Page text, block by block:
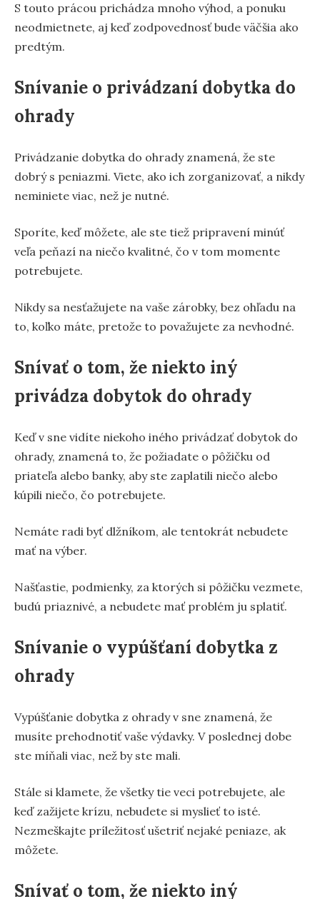
S touto prácou prichádza mnoho výhod, a ponuku
neodmietnete, aj keď zodpovednosť bude väčšia ako
predtým.
Snívanie o privádzaní dobytka do
ohrady
Privádzanie dobytka do ohrady znamená, že ste
dobrý s peniazmi. Viete, ako ich zorganizovať, a nikdy
neminiete viac, než je nutné.
Sporíte, keď môžete, ale ste tiež pripravení minúť
veľa peňazí na niečo kvalitné, čo v tom momente
potrebujete.
Nikdy sa nesťažujete na vaše zárobky, bez ohľadu na
to, koľko máte, pretože to považujete za nevhodné.
Snívať o tom, že niekto iný
privádza dobytok do ohrady
Keď v sne vidíte niekoho iného privádzať dobytok do
ohrady, znamená to, že požiadate o pôžičku od
priateľa alebo banky, aby ste zaplatili niečo alebo
kúpili niečo, čo potrebujete.
Nemáte radi byť dlžníkom, ale tentokrát nebudete
mať na výber.
Našťastie, podmienky, za ktorých si pôžičku vezmete,
budú priaznivé, a nebudete mať problém ju splatiť.
Snívanie o vypúšťaní dobytka z
ohrady
Vypúšťanie dobytka z ohrady v sne znamená, že
musíte prehodnotiť vaše výdavky. V poslednej dobe
ste míňali viac, než by ste mali.
Stále si klamete, že všetky tie veci potrebujete, ale
keď zažijete krízu, nebudete si myslieť to isté.
Nezmeškajte príležitosť ušetriť nejaké peniaze, ak
môžete.
Snívať o tom, že niekto iný